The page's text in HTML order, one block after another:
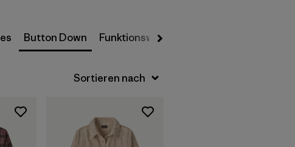
Button Down Funktionswäsche